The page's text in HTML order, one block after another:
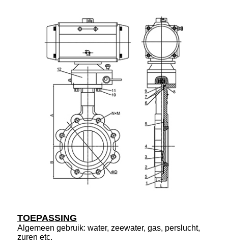
TOEPASSING
Algemeen gebruik: water, zeewater, gas, perslucht,
zuren etc.